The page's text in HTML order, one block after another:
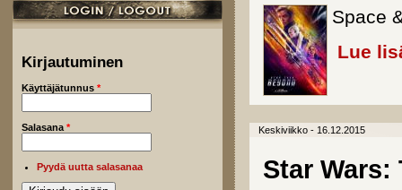
Kirjautuminen
Käyttäjätunnus *
Salasana *
Pyydä uutta salasanaa
Space
Lue
Keskiviikko - 16.12.2015
Star Wars: